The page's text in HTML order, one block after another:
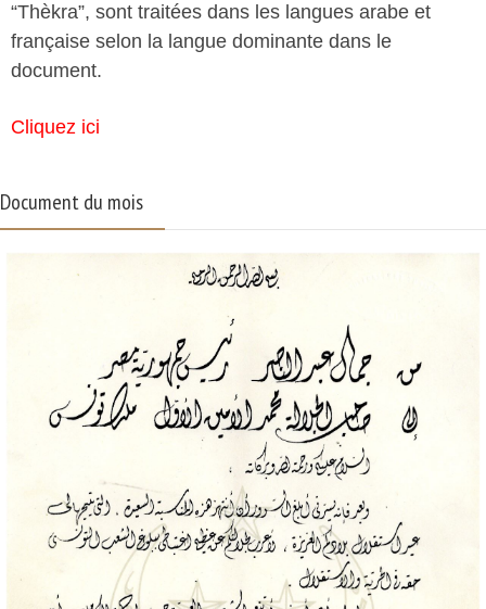
“Thèkra”, sont traitées dans les langues arabe et
française selon la langue dominante dans le
document.
Cliquez ici
Document du mois